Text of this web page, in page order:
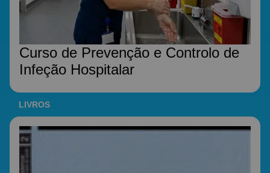
Curso de Prevenção e Controlo de
Infeção Hospitalar
LIVROS